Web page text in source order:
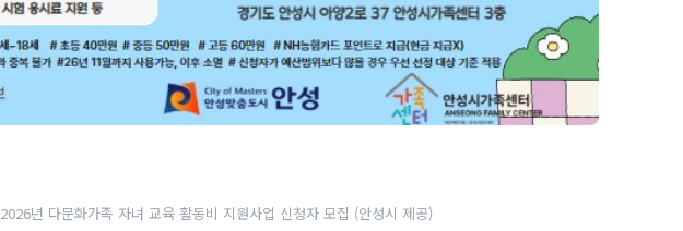
2026년 다문화가족 자녀 교육 활동비 지원사업 신청자 모집 (안성시 제공)